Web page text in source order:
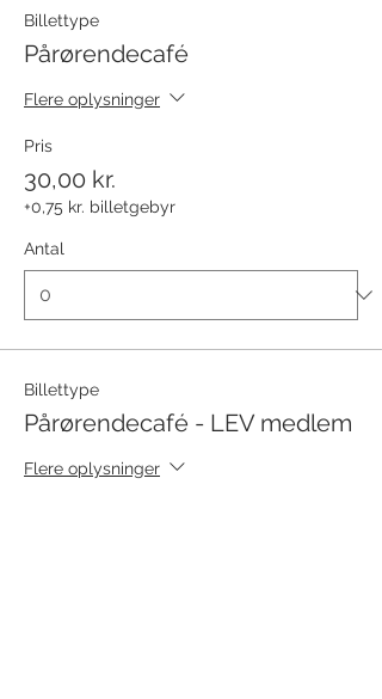
Billettype
Pårørendecafé
Flere oplysninger
Pris
30,00 kr.
+0,75 kr. billetgebyr
Antal
Billettype
Pårørendecafé - LEV medlem
Flere oplysninger